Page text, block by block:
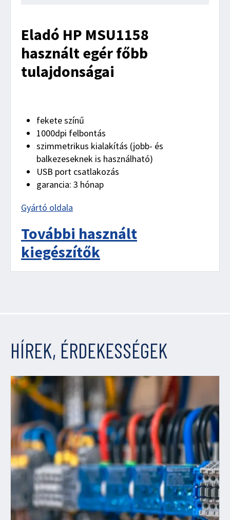
Eladó HP MSU1158
használt egér főbb
tulajdonságai
fekete színű
1000dpi felbontás
szimmetrikus kialakítás (jobb- és
balkezeseknek is használható)
USB port csatlakozás
garancia: 3 hónap
Gyártó oldala
További használt
kiegészítők
HÍREK, ÉRDEKESSÉGEK